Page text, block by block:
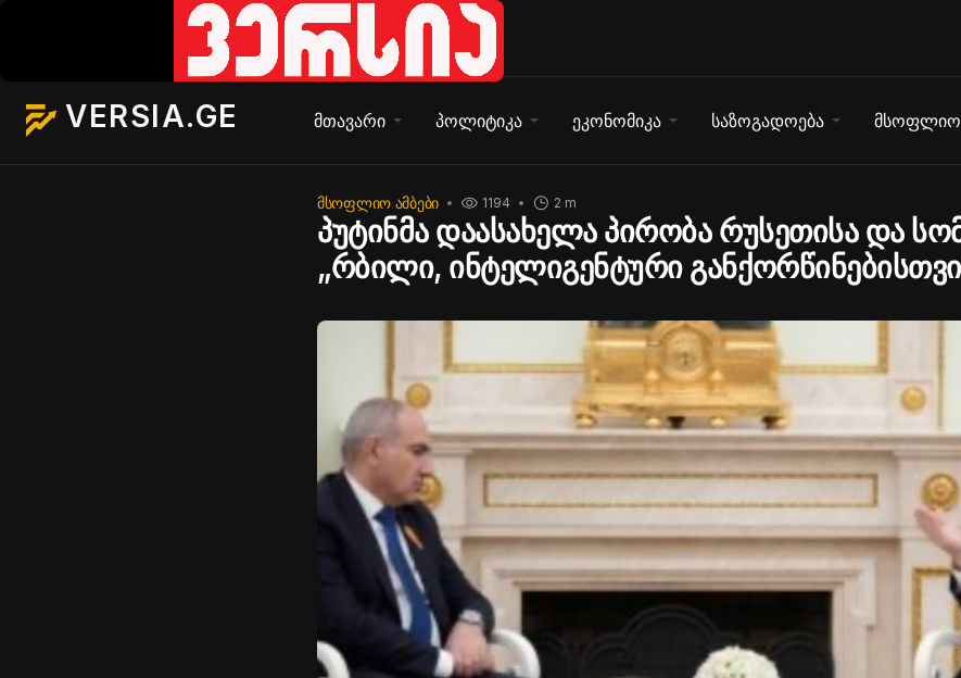
VERSIA.GE მთავარი პოლიტიკა ეკონომიკა საზოგადოება მსოფლიო
ᲛᲡᲝᲤᲚᲘᲝ ᲐᲛᲑᲔᲑᲘ 2 m
1194
პუტინმა დაასახელა პირობა რუსეთისა და
„რბილი, ინტელიგენტური